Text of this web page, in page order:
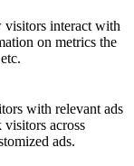
visitors interact with
on metrics the
with relevant ads
visitors across
ads.